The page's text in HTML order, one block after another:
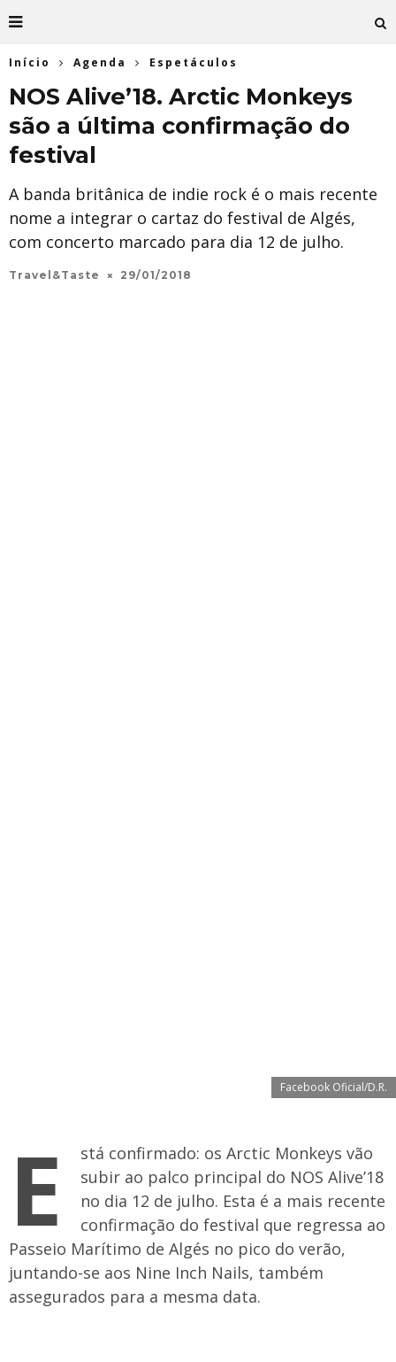
Início Agenda Espetáculos
NOS Alive’18. Arctic Monkeys
são a última confirmação do
festival
A banda britânica de indie rock é o mais recente
nome a integrar o cartaz do festival de Algés,
com concerto marcado para dia 12 de julho.
Travel&Taste 29/01/2018
Facebook Oficial/D.R.
E
stá confirmado: os Arctic Monkeys vão
subir ao palco principal do NOS Alive’18
no dia 12 de julho. Esta é a mais recente
confirmação do festival que regressa ao
Passeio Marítimo de Algés no pico do verão,
juntando-se aos Nine Inch Nails, também
assegurados para a mesma data.